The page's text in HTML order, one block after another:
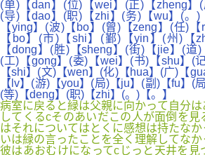
(单)【dan】(位)【wei】(正)【zheng】(
(导)【dao】(职)【zhi】(务)【wu】(。)
【ying】(波)【bo】(曾)【zeng】(任)
【bo】(市)【shi】(鄞)【yin】(州)【
【dong】(胜)【sheng】(街)【jie】(道)
(工)【gong】(委)【wei】(书)【shu】(
【shi】(文)【wen】(化)【hua】(广)【
【lv】(游)【you】(局)【ju】(副)【fu】(
(等)【deng】(职)【zhi】(。)【。】
病室に戻ると緑は父親に向かって自分
してくるcそのあいだこの人が面倒を
はそれについてはとくに感想は持たな
いは緑の言ったことを全く理解してなか
彼はあおむけになってcじっと天井を見